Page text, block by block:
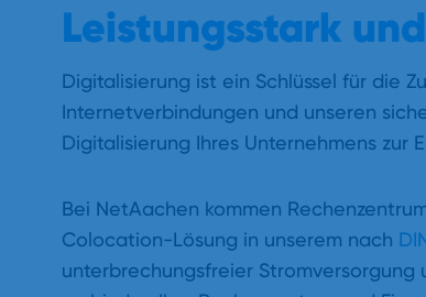
Leistungsstark
Digitalisierung ist ein Schlüssel für die
Internetverbindungen und unseren
Digitalisierung Ihres Unternehmens zur
Bei NetAachen kommen
Colocation-Lösung in unserem nach
unterbrechungsfreier